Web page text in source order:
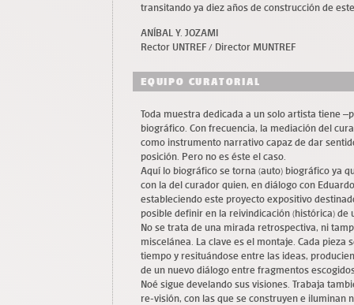
transitando ya diez años de construcción de
ANÍBAL Y. JOZAMI
Rector UNTREF / Director MUNTREF
EQUIPO CURATORIAL
Toda muestra dedicada a un solo artista tiene
biográfico. Con frecuencia, la mediación del
como instrumento narrativo capaz de dar
posición. Pero no es éste el caso.
Aquí lo biográfico se torna (auto) biográfico ya
con la del curador quien, en diálogo con
estableciendo este proyecto expositivo
posible definir en la reivindicación (histórica) de
No se trata de una mirada retrospectiva, ni
miscelánea. La clave es el montaje. Cada
tiempo y resituándose entre las ideas,
de un nuevo diálogo entre fragmentos
Noé sigue develando sus visiones. Trabaja
re-visión, con las que se construyen e iluminan